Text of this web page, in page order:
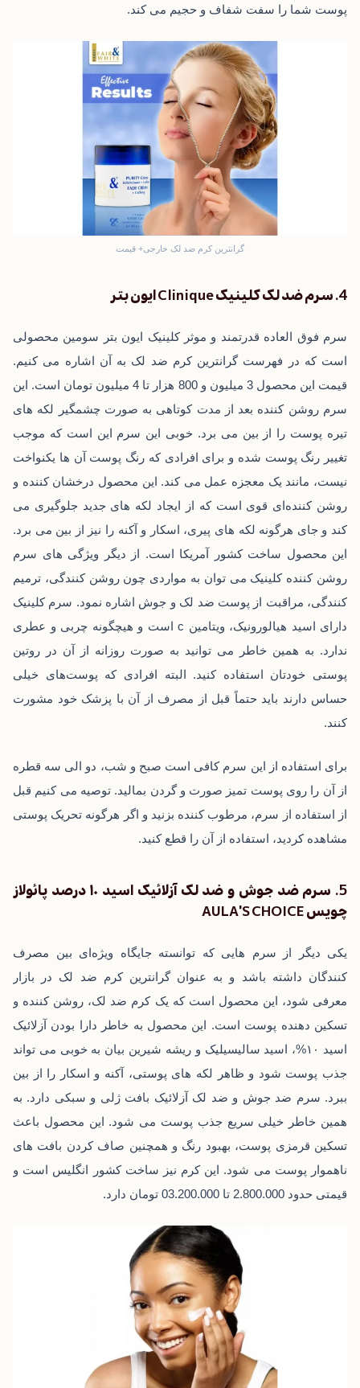
پوست شما را سفت شفاف و حجیم می ‌کند.
گرانترین کرم ضد لک خارجی+ قیمت
4. سرم ضد لک کلینیک Clinique ایون بتر
سرم فوق العاده قدرتمند و موثر کلینیک ایون بتر سومین محصولی
است که در فهرست گرانترین کرم ضد لک به آن اشاره می‌ کنیم.
قیمت این محصول 3 میلیون و 800 هزار تا 4 میلیون تومان است. این
سرم روشن کننده بعد از مدت کوتاهی به صورت چشمگیر لکه ‌های
تیره پوست را از بین می ‌برد. خوبی این سرم این است که موجب
تغییر رنگ پوست شده و برای افرادی که رنگ پوست آن ها یکنواخت
نیست، مانند یک معجزه عمل می ‌کند. این محصول درخشان کننده و
روشن کننده‌ای قوی است که از ایجاد لکه‌ های جدید جلوگیری می
‌کند و جای هرگونه لکه‌ های پیری، اسکار و آکنه را نیز از بین می ‌برد.
این محصول ساخت کشور آمریکا است. از دیگر ویژگی‌ های سرم
روشن کننده کلینیک می ‌توان به مواردی چون روشن کنندگی، ترمیم
کنندگی، مراقبت از پوست ضد لک و جوش اشاره نمود. سرم کلینیک
دارای اسید هیالورونیک، ویتامین c است و هیچگونه چربی و عطری
ندارد. به همین خاطر می ‌توانید به صورت روزانه از آن در روتین
پوستی خودتان استفاده کنید. البته افرادی که پوست‌های خیلی
حساس دارند باید حتماً قبل از مصرف از آن با پزشک خود مشورت
کنند.
برای استفاده از این سرم کافی است صبح و شب، دو الی سه قطره
از آن را روی پوست تمیز صورت و گردن بمالید. توصیه می ‌کنیم قبل
از استفاده از سرم، مرطوب کننده بزنید و اگر هرگونه تحریک پوستی
مشاهده کردید، استفاده از آن را قطع کنید.
5. سرم ضد جوش و ضد لک آزلائیک اسید ۱۰ درصد پائولاز
چویس AULA’S CHOICE
یکی دیگر از سرم ‌هایی که توانسته جایگاه ویژه‌ای بین مصرف
کنندگان داشته باشد و به عنوان گرانترین کرم ضد لک در بازار
معرفی شود، این محصول است که یک کرم ضد لک، روشن کننده و
تسکین دهنده پوست است. این محصول به خاطر دارا بودن آزلائیک
اسید ۱۰%، اسید سالیسیلیک و ریشه شیرین بیان به خوبی می ‌تواند
جذب پوست شود و ظاهر لکه ‌های پوستی، آکنه و اسکار را از بین
ببرد. سرم ضد جوش و ضد لک آزلائیک بافت ژلی و سبکی دارد. به
همین خاطر خیلی سریع جذب پوست می ‌شود. این محصول باعث
تسکین قرمزی پوست، بهبود رنگ و همچنین صاف کردن بافت ‌های
ناهموار پوست می‌ شود. این کرم نیز ساخت کشور انگلیس است و
قیمتی حدود 2.800.000 تا 03.200.000 تومان دارد.